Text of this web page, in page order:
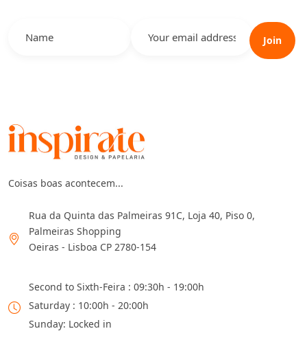
Join
Coisas boas acontecem...
Rua da Quinta das Palmeiras 91C, Loja 40, Piso 0,
Palmeiras Shopping
Oeiras - Lisboa CP 2780-154
Second to Sixth-Feira : 09:30h - 19:00h
Saturday : 10:00h - 20:00h
Sunday: Locked in